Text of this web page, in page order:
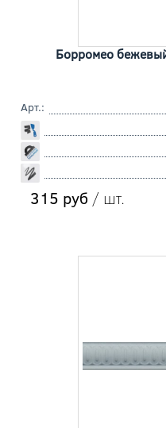
Борромео
Арт.:
315 руб / шт.